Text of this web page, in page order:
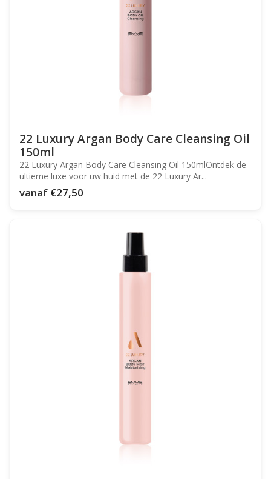
22 Luxury Argan Body Care Cleansing Oil
150ml
22 Luxury Argan Body Care Cleansing Oil 150mlOntdek de
ultieme luxe voor uw huid met de 22 Luxury Ar...
vanaf €27,50